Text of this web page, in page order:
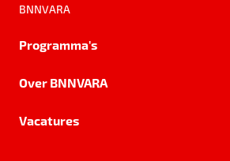
BNNVARA
Programma's
Over BNNVARA
Vacatures